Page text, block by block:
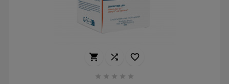
  
    